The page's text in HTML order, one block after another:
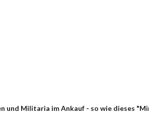
und Militaria im Ankauf - so wie dieses